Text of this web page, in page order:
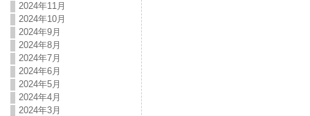
2024年11月
2024年10月
2024年9月
2024年8月
2024年7月
2024年6月
2024年5月
2024年4月
2024年3月